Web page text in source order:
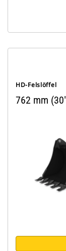
HD-Felslöffel
762 mm